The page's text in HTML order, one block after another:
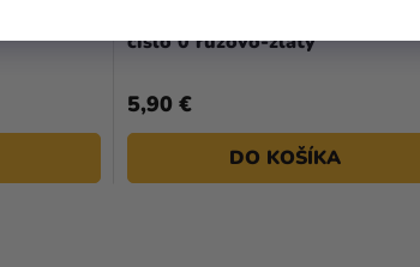
číslo 0 ružovo-zlatý
5,90 €
DO KOŠÍKA